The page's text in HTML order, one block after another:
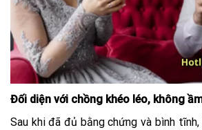
Đối diện với chồng khéo léo, không
Sau khi đã đủ bằng chứng và bình